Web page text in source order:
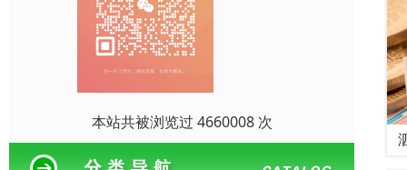
本站共被浏览过 4660008 次